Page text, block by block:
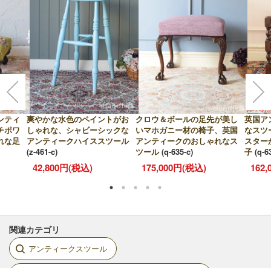
ティ
ポワ
な足
爽やかな水色のペイントがお
しゃれな、シャビーシックな
アンティークハイススツール
(z-461-c)
42,800円(税込)
クロウ＆ボールの足先が美し
いマホガニー材の椅子、英国
アンティークのおしゃれなス
ツール (q-635-c)
175,000円(税込)
英国ア
なスツ
スター
子 (q-
関連カテゴリ
アンティークスツール